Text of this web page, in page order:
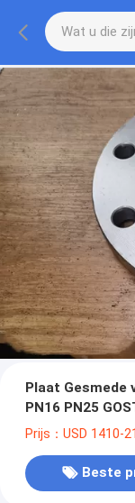
Plaat Gesmede
PN16 PN25
12821-80
Prijs：USD 1410-
Beste